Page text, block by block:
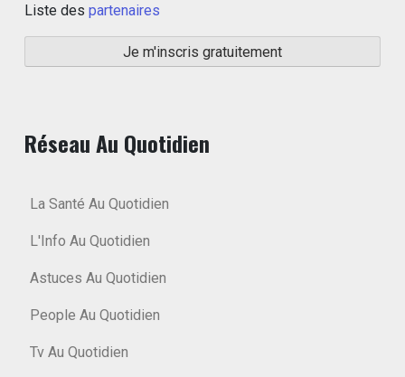
Liste des partenaires
Réseau Au Quotidien
La Santé Au Quotidien
L'Info Au Quotidien
Astuces Au Quotidien
People Au Quotidien
Tv Au Quotidien